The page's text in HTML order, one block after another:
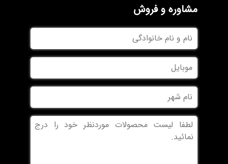
مشاوره و فروش
نام
و
نام
خانوادگی
موبایل
نام
شهر
بدون
عنوان